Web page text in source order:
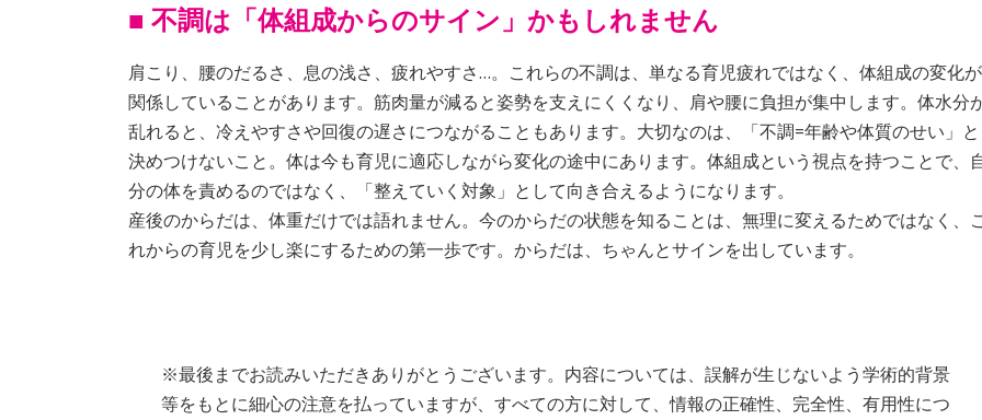
■ 不調は「体組成からのサイン」かもしれません
肩こり、腰のだるさ、息の浅さ、疲れやすさ…。これらの不調は、単なる育児疲れではなく、体組成の変化が
関係していることがあります。筋肉量が減ると姿勢を支えにくくなり、肩や腰に負担が集中します。体水分
乱れると、冷えやすさや回復の遅さにつながることもあります。大切なのは、「不調=年齢や体質のせい」と
決めつけないこと。体は今も育児に適応しながら変化の途中にあります。体組成という視点を持つことで、
分の体を責めるのではなく、「整えていく対象」として向き合えるようになります。
産後のからだは、体重だけでは語れません。今のからだの状態を知ることは、無理に変えるためではなく、
れからの育児を少し楽にするための第一歩です。からだは、ちゃんとサインを出しています。
※最後までお読みいただきありがとうございます。内容については、誤解が生じないよう学術的背景
等をもとに細心の注意を払っていますが、すべての方に対して、情報の正確性、完全性、有用性につ